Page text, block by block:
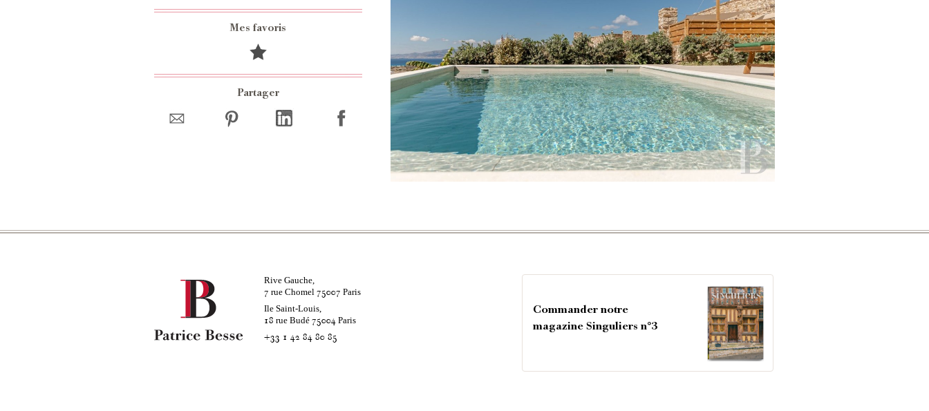
Mes favoris
Partager
Rive Gauche,
7 rue Chomel 75007 Paris
Ile Saint-Louis,
18 rue Budé 75004Paris
+33 1 42 84 80 85
Commander notre
magazine Singuliers n°3